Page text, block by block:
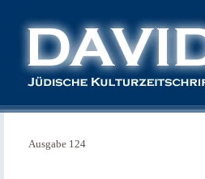
Ausgabe 124